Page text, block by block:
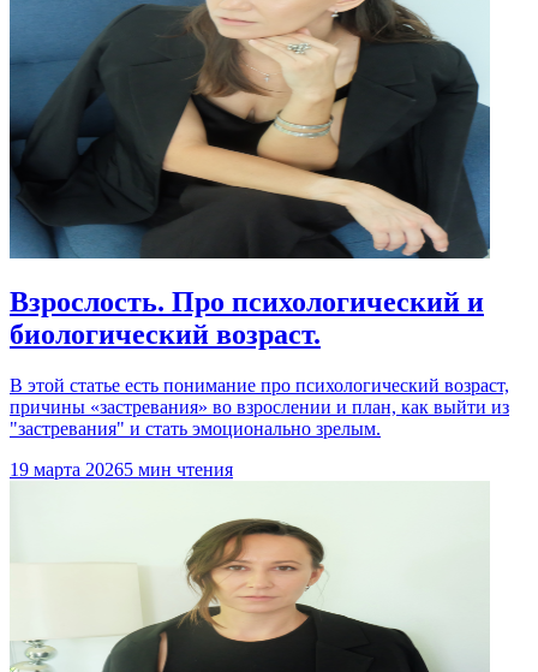
Взрослость. Про психологический и
биологический возраст.
В этой статье есть понимание про психологический возраст,
причины «застревания» во взрослении и план, как выйти из
"застревания" и стать эмоционально зрелым.
19 марта 20265 мин чтения